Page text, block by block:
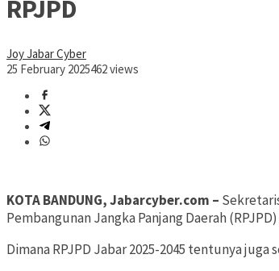
RPJPD
Joy Jabar Cyber
25 February 2025462 views
KOTA BANDUNG, Jabarcyber.com –
Pembangunan Jangka Panjang Daerah (RPJPD)
Dimana RPJPD Jabar 2025-2045 tentunya juga